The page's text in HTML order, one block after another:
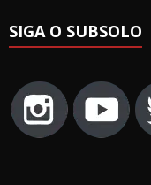
SIGA O SUBSOLO